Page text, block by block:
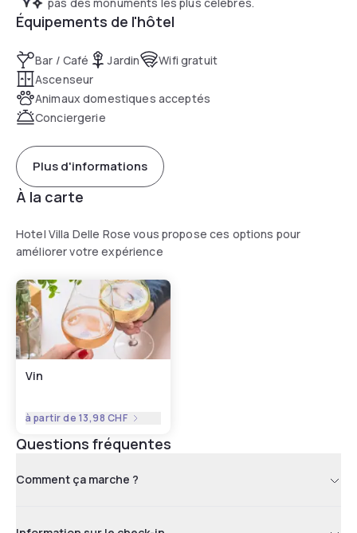
Équipements de l'hôtel
Bar / Café Jardin
Wifi gratuit
Ascenseur
Animaux domestiques acceptés
Conciergerie
Plus d'informations
À la carte
Hotel Villa Delle Rose vous propose ces options pour
améliorer votre expérience
Vin
à partir de 13,98 CHF
Questions fréquentes
Comment ça marche ?